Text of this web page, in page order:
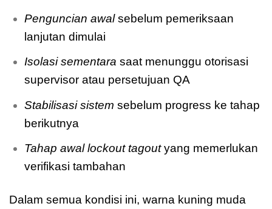
Penguncian awalsebelum pemeriksaan
lanjutan dimulai
Isolasi sementara saat menunggu otorisasi
supervisor atau persetujuan QA
Stabilisasi sistem sebelum progress ke tahap
berikutnya
Tahap awal lockout tagoutyang memerlukan
verifikasi tambahan
Dalam semua kondisi ini, warna kuning muda